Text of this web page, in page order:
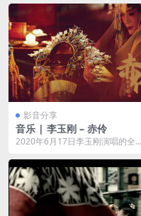
影音分享
音乐 | 李玉刚 – 赤伶
2020年6月17日李玉刚演唱的全新
线。《赤伶》原曲...